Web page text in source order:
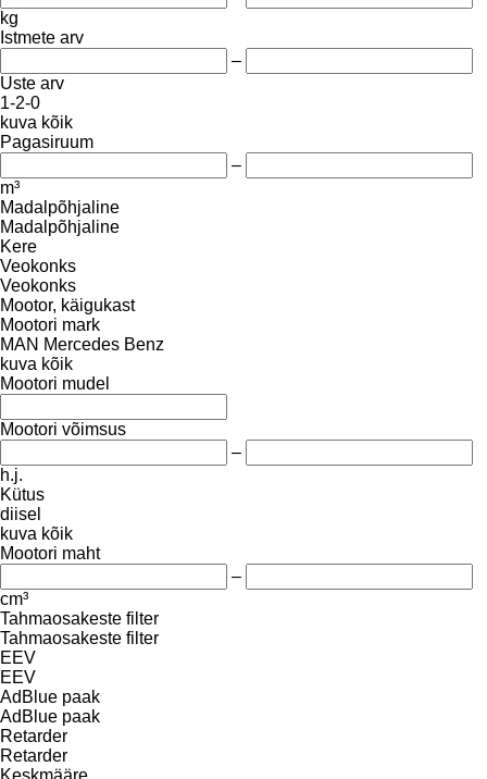
kg
Istmete arv
–
Uste arv
1-2-0
kuva kõik
Pagasiruum
–
m³
Madalpõhjaline
Madalpõhjaline
Kere
Veokonks
Veokonks
Mootor, käigukast
Mootori mark
MAN Mercedes Benz
kuva kõik
Mootori mudel
Mootori võimsus
–
h.j.
Kütus
diisel
kuva kõik
Mootori maht
–
cm³
Tahmaosakeste filter
Tahmaosakeste filter
EEV
EEV
AdBlue paak
AdBlue paak
Retarder
Retarder
Keskmääre